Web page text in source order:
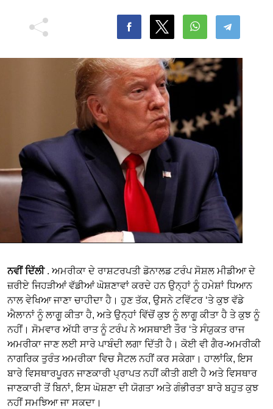
ਨਵੀਂ ਦਿੱਲੀ. ਅਮਰੀਕਾ ਦੇ ਰਾਸ਼ਟਰਪਤੀ ਡੋਨਾਲਡ ਟਰੰਪ ਸੋਸ਼ਲ ਮੀਡੀਆ ਦੇ
ਜ਼ਰੀਏ ਜਿਹੜੀਆਂ ਵੱਡੀਆਂ ਘੋਸ਼ਣਾਵਾਂ ਕਰਦੇ ਹਨ ਉਨ੍ਹਾਂ ਨੂੰ ਹਮੇਸ਼ਾਂ ਧਿਆਨ
ਨਾਲ ਵੇਖਿਆ ਜਾਣਾ ਚਾਹੀਦਾ ਹੈ। ਹੁਣ ਤੱਕ, ਉਸਨੇ ਟਵਿੱਟਰ ‘ਤੇ ਕੁਝ ਵੱਡੇ
ਐਲਾਨਾਂ ਨੂੰ ਲਾਗੂ ਕੀਤਾ ਹੈ, ਅਤੇ ਉਨ੍ਹਾਂ ਵਿੱਚੋਂ ਕੁਝ ਨੂੰ ਲਾਗੂ ਕੀਤਾ ਹੈ ਤੇ ਕੁਝ ਨੂੰ
ਨਹੀਂ। ਸੋਮਵਾਰ ਅੱਧੀ ਰਾਤ ਨੂੰ ਟਰੰਪ ਨੇ ਅਸਥਾਈ ਤੌਰ ‘ਤੇ ਸੰਯੁਕਤ ਰਾਜ
ਅਮਰੀਕਾ ਜਾਣ ਲਈ ਸਾਰੇ ਪਾਬੰਦੀ ਲਗਾ ਦਿੱਤੀ ਹੈ। ਕੋਈ ਵੀ ਗੈਰ-ਅਮਰੀਕੀ
ਨਾਗਰਿਕ ਤੁਰੰਤ ਅਮਰੀਕਾ ਵਿਚ ਸੈਟਲ ਨਹੀਂ ਕਰ ਸਕੇਗਾ। ਹਾਲਾਂਕਿ, ਇਸ
ਬਾਰੇ ਵਿਸਥਾਰਪੂਰਨ ਜਾਣਕਾਰੀ ਪ੍ਰਾਪਤ ਨਹੀਂ ਕੀਤੀ ਗਈ ਹੈ ਅਤੇ ਵਿਸਥਾਰ
ਜਾਣਕਾਰੀ ਤੋਂ ਬਿਨਾਂ, ਇਸ ਘੋਸ਼ਣਾ ਦੀ ਯੋਗਤਾ ਅਤੇ ਗੰਭੀਰਤਾ ਬਾਰੇ ਬਹੁਤ ਕੁਝ
ਨਹੀਂ ਸਮਝਿਆ ਜਾ ਸਕਦਾ।